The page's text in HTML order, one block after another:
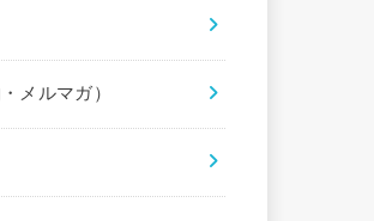
メルマガ）